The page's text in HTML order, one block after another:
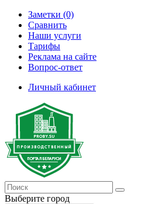
Заметки (0)
Сравнить
Наши услуги
Тарифы
Реклама на сайте
Вопрос-ответ
Личный кабинет
Выберите город